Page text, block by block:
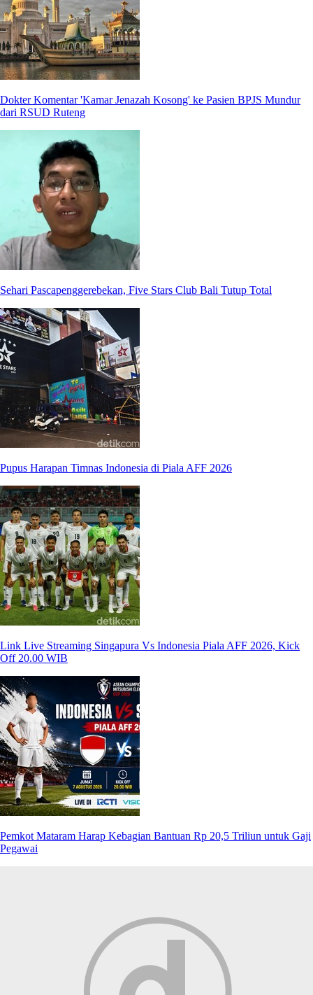
Dokter Komentar 'Kamar Jenazah Kosong' ke Pasien BPJS Mundur
dari RSUD Ruteng
Sehari Pascapenggerebekan, Five Stars Club Bali Tutup Total
Pupus Harapan Timnas Indonesia di Piala AFF 2026
Link Live Streaming Singapura Vs Indonesia Piala AFF 2026, Kick
Off 20.00 WIB
Pemkot Mataram Harap Kebagian Bantuan Rp 20,5 Triliun untuk Gaji
Pegawai